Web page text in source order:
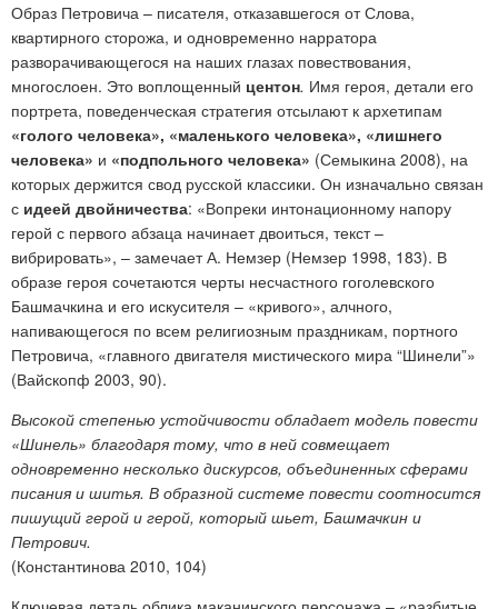
Образ Петровича – писателя, отказавшегося от Слова,
квартирного сторожа, и одновременно нарратора
разворачивающегося на наших глазах повествования,
многослоен. Это воплощенный центон. Имя героя, детали его
портрета, поведенческая стратегия отсылают к архетипам
«голого человека», «маленького человека», «лишнего
человека» и «подпольного человека» (Семыкина 2008), на
которых держится свод русской классики. Он изначально связан
с идеей двойничества: «Вопреки интонационному напору
герой с первого абзаца начинает двоиться, текст –
вибрировать», – замечает А. Немзер (Немзер 1998, 183). В
образе героя сочетаются черты несчастного гоголевского
Башмачкина и его искусителя – «кривого», алчного,
напивающегося по всем религиозным праздникам, портного
Петровича, «главного двигателя мистического мира “Шинели”»
(Вайскопф 2003, 90).
Высокой степенью устойчивости обладает модель повести
«Шинель» благодаря тому, что в ней совмещает
одновременно несколько дискурсов, объединенных сферами
писания и шитья. В образной системе повести соотносится
пишущий герой и герой, который шьет, Башмачкин и
Петрович.
(Константинова 2010, 104)